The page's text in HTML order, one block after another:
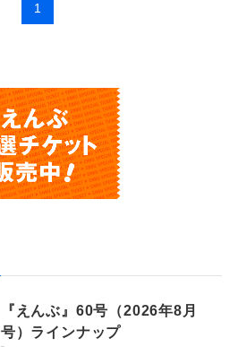
1
『えんぶ』60号（2026年8月
号）ラインナップ